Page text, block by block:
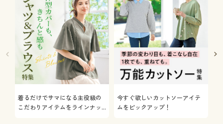
着るだけでサマになる主役級の
こだわりアイテムをラインナッ
今すぐ欲しいカットソーアイテ
ムをピックアップ！